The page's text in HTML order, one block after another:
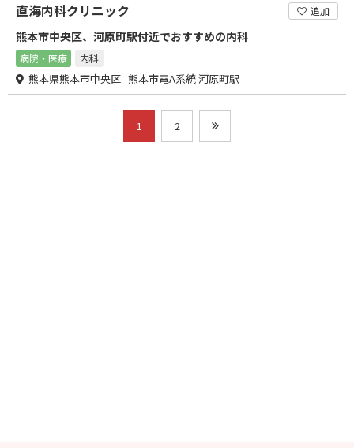
直海内科クリニック 追加
熊本市中央区、河原町駅付近でおすすめの内科
病院・医療 内科
熊本県熊本市中央区 熊本市電A系統 河原町駅
1 2